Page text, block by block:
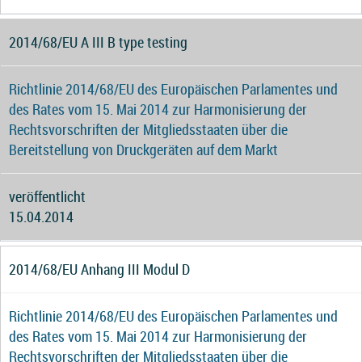
2014/68/EU A III B type testing
Richtlinie 2014/68/EU des Europäischen Parlamentes und
des Rates vom 15. Mai 2014 zur Harmonisierung der
Rechtsvorschriften der Mitgliedsstaaten über die
Bereitstellung von Druckgeräten auf dem Markt
veröffentlicht
15.04.2014
2014/68/EU Anhang III Modul D
Richtlinie 2014/68/EU des Europäischen Parlamentes und
des Rates vom 15. Mai 2014 zur Harmonisierung der
Rechtsvorschriften der Mitgliedsstaaten über die